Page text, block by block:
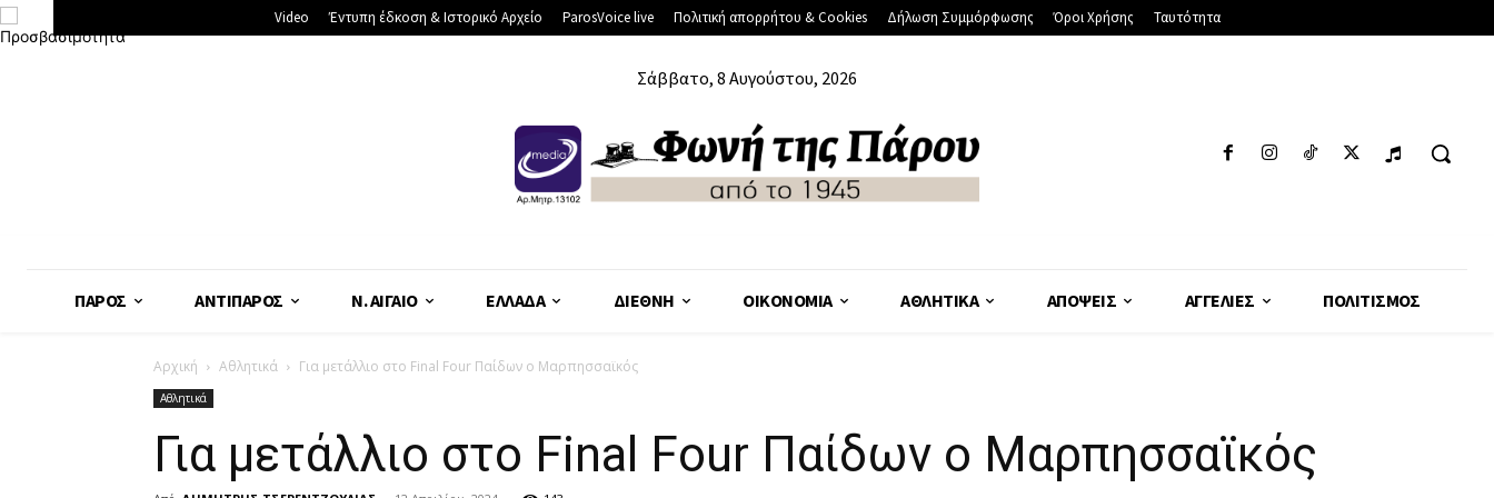
Video Έντυπη έδκοση & Ιστορικό Αρχείο ParosVoice live Πολιτική απορρήτου & Cookies Δήλωση Συμμόρφωσης Όροι Χρήσης Ταυτότητα
Σάββατο, 8 Αυγούστου, 2026
ΠΆΡΟΣ ΑΝΤΊΠΑΡΟΣ Ν. ΑΙΓΑΊΟ ΕΛΛΆΔΑ ΔΙΕΘΝΉ ΟΙΚΟΝΟΜΊΑ ΑΘΛΗΤΙΚΆ ΑΠΌΨΕΙΣ ΑΓΓΕΛΊΕΣ ΠΟΛΙΤΙΣΜΌΣ
Αρχική Αθλητικά Για μετάλλιο στο Final Four Παίδων ο Μαρπησσαϊκός
Αθλητικά
Για μετάλλιο στο Final Four Παίδων ο Μαρπησσαϊκός